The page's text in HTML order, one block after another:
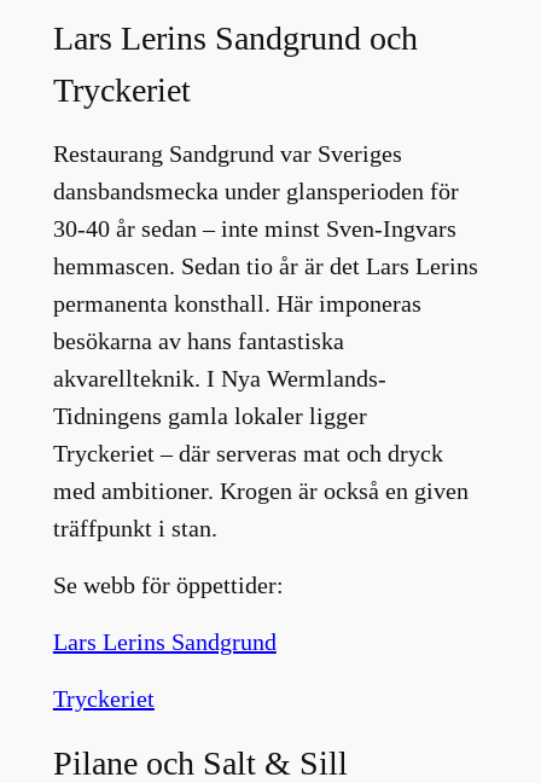
Lars Lerins Sandgrund och
Tryckeriet
Restaurang Sandgrund var Sveriges
dansbandsmecka under glansperioden för
30-40 år sedan – inte minst Sven-Ingvars
hemmascen. Sedan tio år är det Lars Lerins
permanenta konsthall. Här imponeras
besökarna av hans fantastiska
akvarellteknik. I Nya Wermlands-
Tidningens gamla lokaler ligger
Tryckeriet – där serveras mat och dryck
med ambitioner. Krogen är också en given
träffpunkt i stan.
Se webb för öppettider:
Lars Lerins Sandgrund
Tryckeriet
Pilane och Salt & Sill